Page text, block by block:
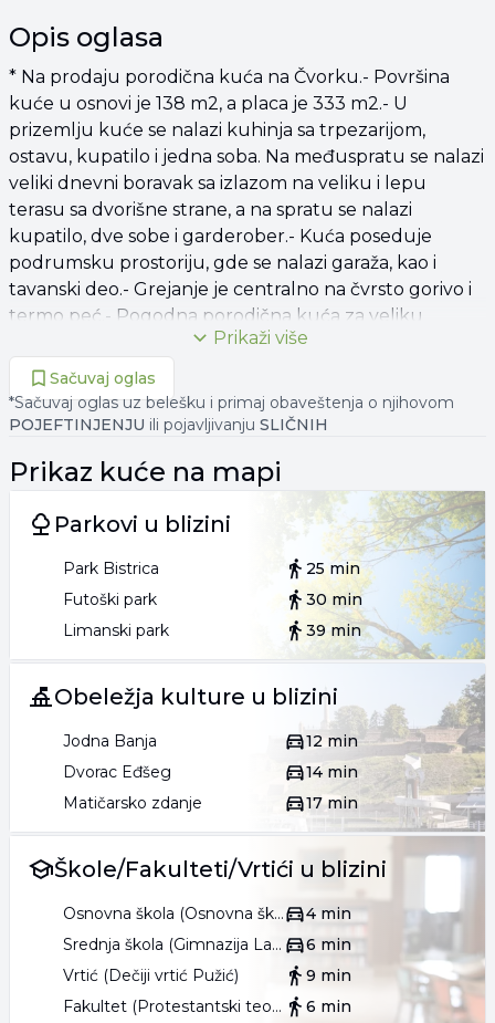
Opis oglasa
* Na prodaju porodična kuća na Čvorku.- Površina
kuće u osnovi je 138 m2, a placa je 333 m2.- U
prizemlju kuće se nalazi kuhinja sa trpezarijom,
ostavu, kupatilo i jedna soba. Na međuspratu se nalazi
veliki dnevni boravak sa izlazom na veliku i lepu
terasu sa dvorišne strane, a na spratu se nalazi
kupatilo, dve sobe i garderober.- Kuća poseduje
podrumsku prostoriju, gde se nalazi garaža, kao i
tavanski deo.- Grejanje je centralno na čvrsto gorivo i
termo peć.- Pogodna porodična kuća za veliku
porodicu u mirnom kraju!* CENA ZA DOGOVOR: 93
000e* KONTAKT:
065/36-8*-*** (prikaži broj)* Upisani u Registar
posrednika pod brojem: 629.
Prikaži više
Sačuvaj oglas
*Sačuvaj oglas uz belešku i primaj obaveštenja o njihovom
POJEFTINJENJU ili pojavljivanju SLIČNIH
Prikaz kuće na mapi
Parkovi u blizini
Park Bistrica
25 min
Futoški park
30 min
Limanski park
39 min
Obeležja kulture u blizini
Jodna Banja
12 min
Dvorac Eđšeg
14 min
Matičarsko zdanje
17 min
Škole/Fakulteti/Vrtići u blizini
Osnovna škola (Osnovna škola Jožef Atila)
4 min
Srednja škola (Gimnazija Laza Kostić)
6 min
Vrtić (Dečiji vrtić Pužić)
9 min
Fakultet (Protestantski teološki fakultet)
6 min